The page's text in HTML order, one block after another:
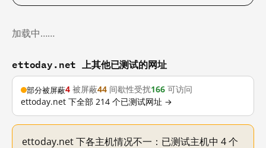
加载中……
ettoday.net 上其他已测试的网址
部分被屏蔽4 被屏蔽44 间歇性受扰166 可访问
ettoday.net 下全部 214 个已测试网址 →
ettoday.net 下各主机情况不一：已测试主机中 4 个